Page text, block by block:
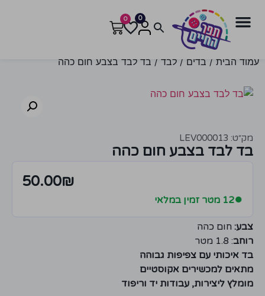
0
0
עמוד הבית / בדים / לבד / בד לבד בצבע חום כהה
מק״ט: LEV000013
בד לבד בצבע חום כהה
50.00₪
●12 מטר זמין במלאי
צבע: חום כהה
רוחב: 1.8 מטר
בד איכותי עם צפיפות גבוהה
מתאים למכשירים אקוסטיים
מומלץ ליצירות, עבודות יד וריפוד